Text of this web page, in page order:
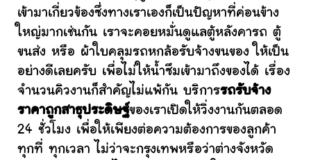
เข้ามาเกี่ยวข้องซึ่งทางเราเองก็เป็นปัญหาที่ค่อนข้าง
ใหญ่มากเช่นกัน เราจะคอยหมั่นดูแลตู้หลังคารถ ตู้
ขนส่ง หรือ ผ้าใบคลุมรถหกล้อรับจ้างขนของ ให้เป็น
อย่างดีเลยครับ เพื่อไม่ให้น้ำซึมเข้ามาถึงของได้ เรื่อง
จำนวนคิวงานก็สำคัญไม่แพ้กัน บริการรถรับจ้าง
ราคาถูกสาธุประดิษฐ์ของเราเปิดให้วิ่งงานกันตลอด
24 ชั่วโมง เพื่อให้เพียงต่อความต้องการของลูกค้า
ทุกที่ ทุกเวลา ไม่ว่าจะกรุงเทพหรือว่าต่างจังหวัด